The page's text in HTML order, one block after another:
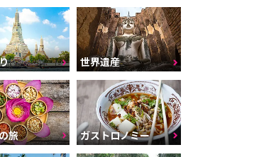
世界遺産
旅 ガストロノミー